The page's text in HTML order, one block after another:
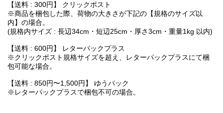
【送料 : 300円】 クリックポスト
※商品を梱包した際、荷物の大きさが下記の【規格のサイズ以
内】の場合。
(規格内サイズ : 長辺34cm・短辺25cm・厚さ3cm・重量1kg 以内)
【送料 : 600円】 レターパックプラス
※クリックポスト規格サイズを超え、レターパックプラスにて梱
包可能な場合。
【送料 : 850円〜1,500円】 ゆうパック
※レターパックプラスで梱包不可の場合。